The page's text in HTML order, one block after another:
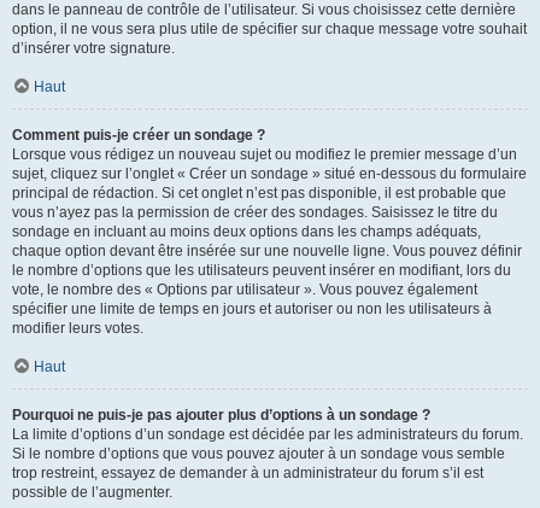
dans le panneau de contrôle de l’utilisateur. Si vous choisissez cette dernière
option, il ne vous sera plus utile de spécifier sur chaque message votre souhait
d’insérer votre signature.
Haut
Comment puis-je créer un sondage ?
Lorsque vous rédigez un nouveau sujet ou modifiez le premier message d’un
sujet, cliquez sur l’onglet « Créer un sondage » situé en-dessous du formulaire
principal de rédaction. Si cet onglet n’est pas disponible, il est probable que
vous n’ayez pas la permission de créer des sondages. Saisissez le titre du
sondage en incluant au moins deux options dans les champs adéquats,
chaque option devant être insérée sur une nouvelle ligne. Vous pouvez définir
le nombre d’options que les utilisateurs peuvent insérer en modifiant, lors du
vote, le nombre des « Options par utilisateur ». Vous pouvez également
spécifier une limite de temps en jours et autoriser ou non les utilisateurs à
modifier leurs votes.
Haut
Pourquoi ne puis-je pas ajouter plus d’options à un sondage ?
La limite d’options d’un sondage est décidée par les administrateurs du forum.
Si le nombre d’options que vous pouvez ajouter à un sondage vous semble
trop restreint, essayez de demander à un administrateur du forum s’il est
possible de l’augmenter.